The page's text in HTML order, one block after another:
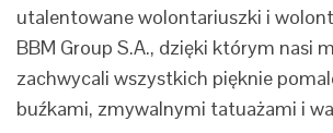
utalentowane wolontariuszki i
BBM Group S.A., dzięki którym nasi
zachwycali wszystkich pięknie
buźkami, zmywalnymi tatuażami i